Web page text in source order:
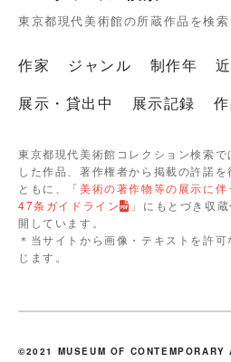
東京都現代美術館の所蔵作品を検
作家 ジャンル 制作年
展示・貸出中
展示記録
東京都現代美術館コレクション検索
した作品、著作権者から掲載の許諾
ともに、「美術の著作物等の展示に
47条ガイドライン
」にもとづき収
開しています。
＊当サイトから画像・テキストを許
じます。
©2021 MUSEUM OF CONTEMPORARY